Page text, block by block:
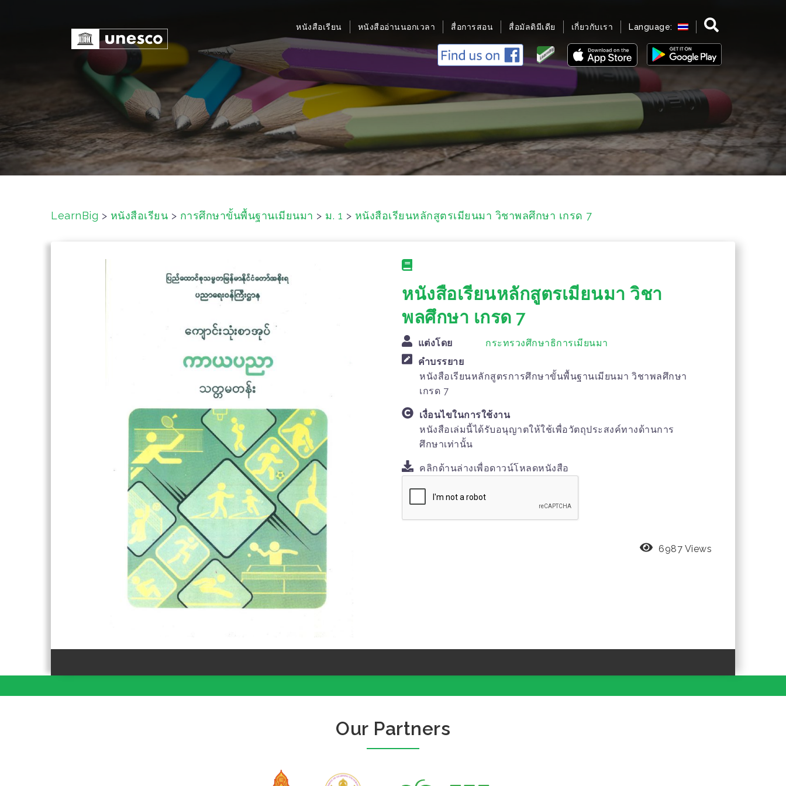
n
t
e
หนังสือเรียน หนังสืออ่านนอกเวลา สื่อการสอน สื่อมัลติมีเดีย เกี่ยวกับเรา Language:
LearnBig > หนังสือเรียน > การศึกษาขั้นพื้นฐานเมียนมา > ม. 1 > หนังสือเรียนหลักสูตรเมียนมา วิชาพลศึกษา เกรด 7
หนังสือเรียนหลักสูตรเมียนมา วิชา
พลศึกษา เกรด 7
แต่งโดย
กระทรวงศึกษาธิการเมียนมา
คำบรรยาย
หนังสือเรียนหลักสูตรการศึกษาขั้นพื้นฐานเมียนมา วิชาพลศึกษา
เกรด 7
เงื่อนไขในการใช้งาน
หนังสือเล่มนี้ได้รับอนุญาตให้ใช้เพื่อวัตถุประสงค์ทางด้านการ
ศึกษาเท่านั้น
คลิกด้านล่างเพื่อดาวน์โหลดหนังสือ
6987 Views
Our Partners